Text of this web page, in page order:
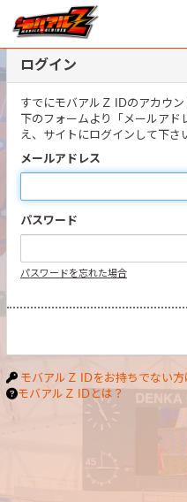
ログイン
すでにモバアルＺ IDのアカウ
下のフォームより「メールア
え、サイトにログインして下さ
メールアドレス
パスワード
パスワードを忘れた場合
モバアルＺ IDをお持ちでない
モバアルＺ IDとは？